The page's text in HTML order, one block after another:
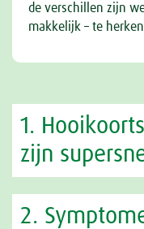
de verschillen zijn
makkelijk – te
1.
zijn
2.